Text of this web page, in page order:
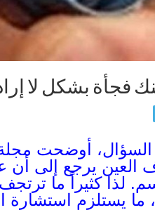
فجأة بشكل لا
أوضحت مجلة
العين يرجع إلى أن
لذا كثيراً ما
ما يستلزم